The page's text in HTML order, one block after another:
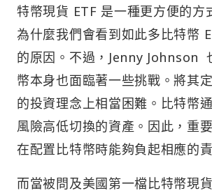
特幣現貨 ETF 是一種更方便的方
為什麼我們會看到如此多比特幣
的原因。不過，Jenny Johnson
幣本身也面臨著一些挑戰。將其
的投資理念上相當困難。比特幣
風險高低切換的資產。因此，重
在配置比特幣時能夠負起相應的
而當被問及美國第一檔比特幣現